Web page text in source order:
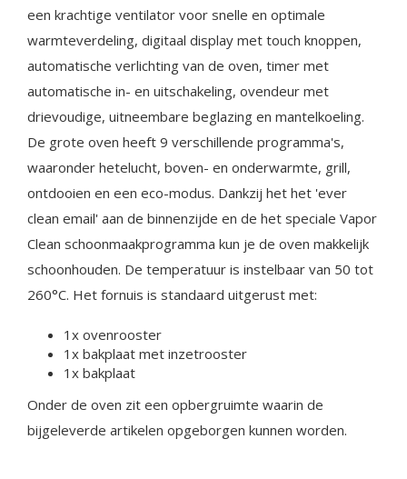
een krachtige ventilator voor snelle en optimale
warmteverdeling, digitaal display met touch knoppen,
automatische verlichting van de oven, timer met
automatische in- en uitschakeling, ovendeur met
drievoudige, uitneembare beglazing en mantelkoeling.
De grote oven heeft 9 verschillende programma's,
waaronder hetelucht, boven- en onderwarmte, grill,
ontdooien en een eco-modus. Dankzij het het 'ever
clean email' aan de binnenzijde en de het speciale Vapor
Clean schoonmaakprogramma kun je de oven makkelijk
schoonhouden. De temperatuur is instelbaar van 50 tot
260°C. Het fornuis is standaard uitgerust met:
1x ovenrooster
1x bakplaat met inzetrooster
1x bakplaat
Onder de oven zit een opbergruimte waarin de
bijgeleverde artikelen opgeborgen kunnen worden.